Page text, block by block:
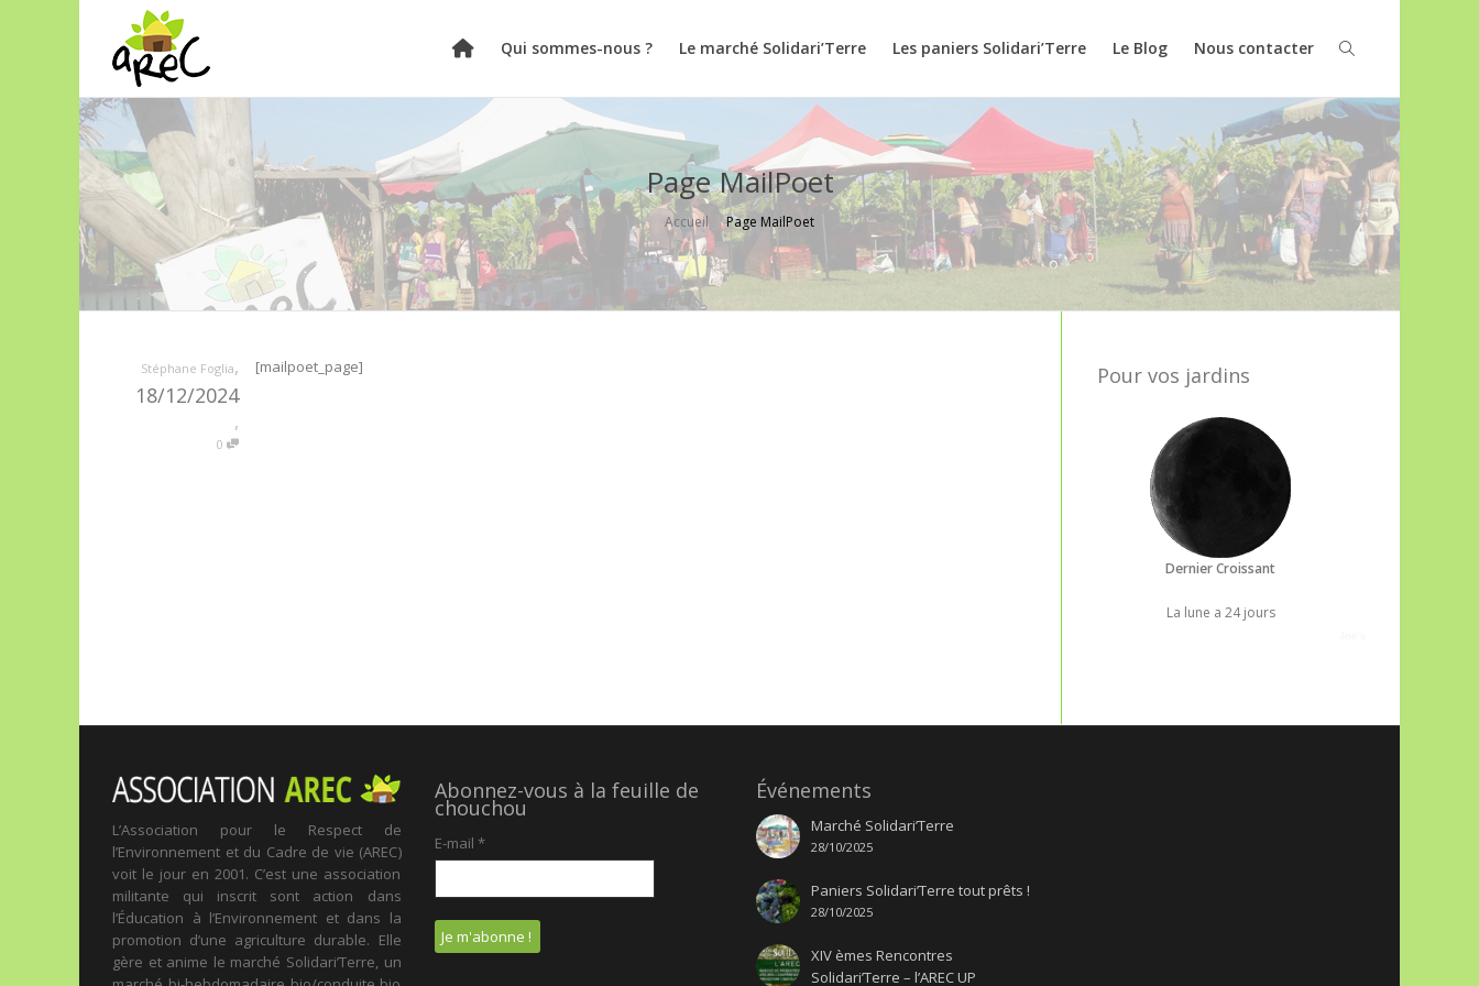
Qui sommes-nous ? Le marché Solidari’Terre Les paniers Solidari’Terre Le Blog Nous contacter
Page MailPoet
Accueil Page MailPoet
Stéphane Foglia,
18/12/2024
,
0
[mailpoet_page] Pour vos jardins
Dernier Croissant
La lune a 24 jours
L’Association pour le Respect de
l’Environnement et du Cadre de vie (AREC)
voit le jour en 2001. C’est une association
militante qui inscrit sont action dans
l’Éducation à l’Environnement et dans la
promotion d’une agriculture durable. Elle
gère et anime le marché Solidari’Terre, un
Abonnez-vous à la feuille de
chouchou
E-mail *
Événements
Marché Solidari’Terre
28/10/2025
Paniers Solidari’Terre tout prêts !
28/10/2025
XIV èmes Rencontres
Solidari’Terre – l’AREC UP